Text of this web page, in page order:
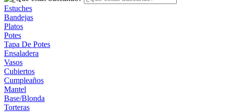
Estuches
Bandejas
Platos
Potes
Tapa De Potes
Ensaladera
Vasos
Cubiertos
Cumpleaños
Mantel
Base/Blonda
Torteras